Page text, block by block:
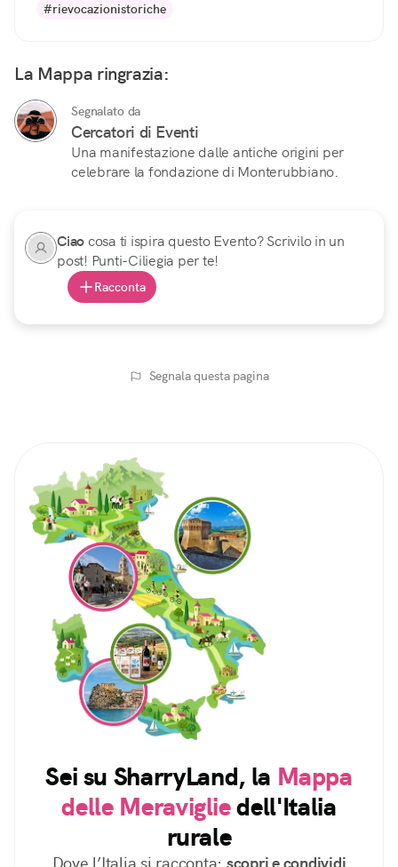
#rievocazionistoriche
La Mappa ringrazia:
Segnalato da
Cercatori di Eventi
Una manifestazione dalle antiche origini per
celebrare la fondazione di Monterubbiano.
Ciaocosa ti ispira questo Evento? Scrivilo in un
post! Punti-Ciliegia per te!
Racconta
Segnala questa pagina
Sei su SharryLand, la Mappa
delle Meravigliedell'Italia
rurale
Dove l’Italia si racconta: scopri e condividi